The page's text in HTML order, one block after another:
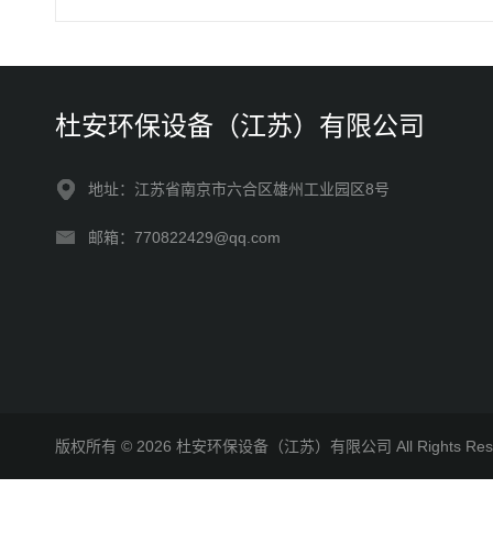
杜安环保设备（江苏）有限公司
地址：江苏省南京市六合区雄州工业园区8号
邮箱：770822429@qq.com
版权所有 © 2026 杜安环保设备（江苏）有限公司 All Rights